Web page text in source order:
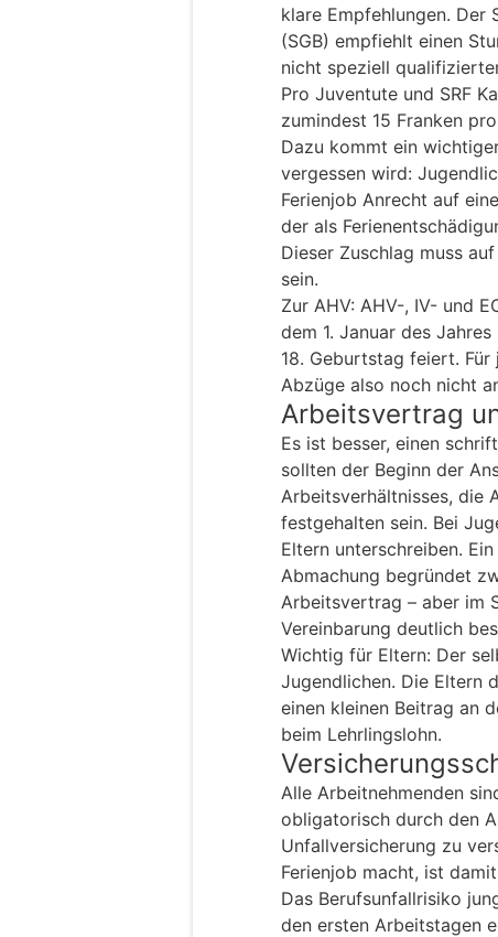
klare Empfehlungen. Der
(SGB) empfiehlt einen
nicht speziell
Pro Juventute und SRF
zumindest 15 Franken
Dazu kommt ein
vergessen wird:
Ferienjob Anrecht auf
der als
Dieser Zuschlag muss
sein.
Zur AHV: AHV-, IV- und
dem 1. Januar des
18. Geburtstag feiert.
Abzüge also noch nicht
Arbeitsvertrag
Es ist besser, einen
sollten der Beginn der
Arbeitsverhältnisses, die
festgehalten sein. Bei
Eltern unterschreiben.
Abmachung begründet
Arbeitsvertrag – aber im
Vereinbarung deutlich
Wichtig für Eltern: Der
Jugendlichen. Die Eltern
einen kleinen Beitrag an
beim Lehrlingslohn.
Alle Arbeitnehmenden
obligatorisch durch den
Unfallversicherung zu
Ferienjob macht, ist
Das Berufsunfallrisiko
den ersten Arbeitstagen